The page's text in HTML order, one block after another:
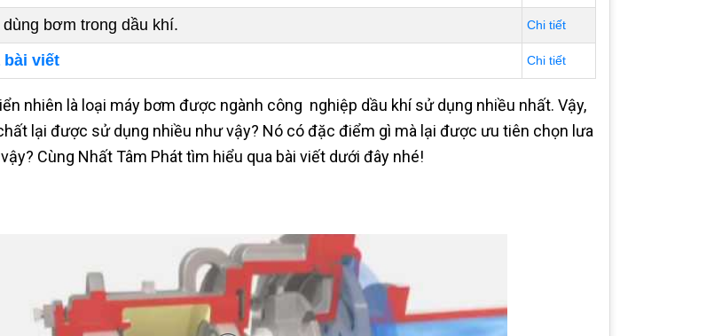
bơm trong dầu khí. Chi tiết
bài viết Chi tiết
nhiên là loại máy bơm được ngành công nghiệp dầu khí sử dụng nhiều nhất. Vậy,
lại được sử dụng nhiều như vậy? Nó có đặc điểm gì mà lại được ưu tiên chọn lưa
Cùng Nhất Tâm Phát tìm hiểu qua bài viết dưới đây nhé!